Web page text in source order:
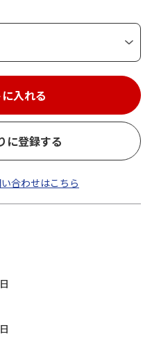
入れる
に登録する
合わせはこちら